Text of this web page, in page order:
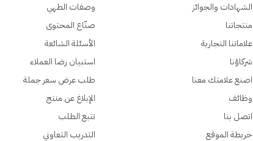
الشهادات والجوائز
منتجاتنا
علاماتنا التجارية
شركاؤنا
اصنع علامتك معنا
وظائف
اتصل بنا
خريطة الموقع
وصفات الطهي
صنّاع المحتوى
الأسئلة الشائعة
استبيان رضا العملاء
طلب عرض سعر جملة
الإبلاغ عن منتج
تتبع الطلب
التدريب التعاوني